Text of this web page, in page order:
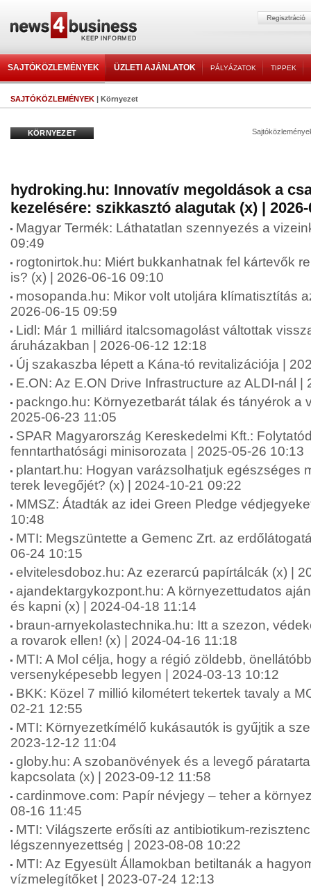
SAJTÓKÖZLEMÉNYEK ÜZLETI AJÁNLATOK PÁLYÁZATOK TIPPEK
SAJTÓKÖZLEMÉNYEK | Környezet
KÖRNYEZET
hydroking.hu: Innovatív megoldások a
kezelésére: szikkasztó alagutak (x) | 2026-
Magyar Termék: Láthatatlan szennyezés a
09:49
rogtonirtok.hu: Miért bukkanhatnak fel kártevők
is? (x) | 2026-06-16 09:10
mosopanda.hu: Mikor volt utoljára klímatisztítás
2026-06-15 09:59
Lidl: Már 1 milliárd italcsomagolást váltottak
áruházakban | 2026-06-12 12:18
Új szakaszba lépett a Kána-tó revitalizációja |
E.ON: Az E.ON Drive Infrastructure az ALDI-nál |
packngo.hu: Környezetbarát tálak és tányérok a
2025-06-23 11:05
SPAR Magyarország Kereskedelmi Kft.:
fenntarthatósági minisorozata | 2025-05-26 10:13
plantart.hu: Hogyan varázsolhatjuk egészséges
terek levegőjét? (x) | 2024-10-21 09:22
MMSZ: Átadták az idei Green Pledge
10:48
MTI: Megszüntette a Gemenc Zrt. az
06-24 10:15
elvitelesdoboz.hu: Az ezerarcú papírtálcák (x) |
ajandektargykozpont.hu: A környezettudatos
és kapni (x) | 2024-04-18 11:14
braun-arnyekolastechnika.hu: Itt a szezon,
a rovarok ellen! (x) | 2024-04-16 11:18
MTI: A Mol célja, hogy a régió zöldebb,
versenyképesebb legyen | 2024-03-13 10:12
BKK: Közel 7 millió kilométert tekertek tavaly a
02-21 12:55
MTI: Környezetkímélő kukásautók is gyűjtik a
2023-12-12 11:04
globy.hu: A szobanövények és a levegő
kapcsolata (x) | 2023-09-12 11:58
cardinmove.com: Papír névjegy – teher a
08-16 11:45
MTI: Világszerte erősíti az antibiotikum-
légszennyezettség | 2023-08-08 10:22
MTI: Az Egyesült Államokban betiltanák a
vízmelegítőket | 2023-07-24 12:13